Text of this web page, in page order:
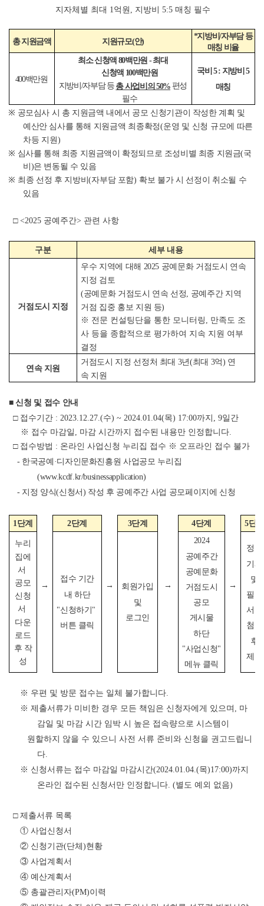
지자체별 최대 1억원, 지방비 5:5 매칭 필수
총 지원금액 지원규모(안)
*지방비/자부담 등
매칭 비율
400백만원
최소 신청액 80백만원 -최대
신청액 100백만원 국비 5 : 지방비5
매칭
지방비 /자부담 등 총 사업비의 50% 편성
필수
※ 공모심사 시 총 지원금액 내에서 공모 신청기관이 작성한 계획 및
예산안 심사를 통해 지원금액 최종확정(운영 및 신청 규모에 따른
차등 지원)
※ 심사를 통해 최종 지원금액이 확정되므로 조성비별 최종 지원금(국
비 )은 변동될 수 있음
※ 최종 선정 후 지방비(자부담 포함) 확보 불가 시 선정이 취소될 수
있음
□ <2025 공예주간> 관련 사항
구분 세부 내용
거점도시 지정
우수 지역에 대해 2025 공예문화 거점도시 연속
지정 검토
(공예문화 거점도시 연속 선정, 공예주간 지역
거점 집중 홍보 지원 등)
※ 전문 컨설팅단을 통한 모니터링, 만족도 조
사 등을 종합적으로 평가하여 지속 지원 여부
결정
연속 지원
거점도시 지정 선정처 최대 3년(최대 3억) 연
속 지원
■ 신청 및 접수 안내
□ 접수기간 : 2023.12.27.(수) ~ 2024.01.04(목) 17:00까지, 9일간
※ 접수 마감일, 마감 시간까지 접수된 내용만 인정합니다.
□ 접수방법 : 온라인 사업신청 누리집 접수 ※ 오프라인 접수 불가
- 한국공예·디자인문화진흥원 사업공모 누리집
(www.kcdf.kr/businessapplication)
- 지정 양식(신청서) 작성 후 공예주간 사업 공모페이지에 신청
1단계
→
2단계
→
3단계
→
4단계
→
5단계
누리
집에
서
공모
신청
서
다운
로드
후 작
성
접수 기간
내 하단
"신청하기"
버튼 클릭
회원가입
및
로그인
2024
공예주간
공예문화
거점도시
공모
게시물
하단
"사업신청"
메뉴 클릭
정보
기재
및
필수
서류
첨부
후
제출
※ 우편 및 방문 접수는 일체 불가합니다.
※ 제출서류가 미비한 경우 모든 책임은 신청자에게 있으며, 마
감일 및 마감 시간 임박 시 높은 접속량으로 시스템이
원할하지 않을 수 있으니 사전 서류 준비와 신청을 권고드립니
다.
※ 신청서류는 접수 마감일 마감시간(2024.01.04.(목)17:00)까지
온라인 접수된 신청서만 인정합니다. (별도 예외 없음)
□ 제출서류 목록
① 사업신청서
② 신청기관(단체)현황
③ 사업계획서
④ 예산계획서
⑤ 총괄관리자(PM)이력